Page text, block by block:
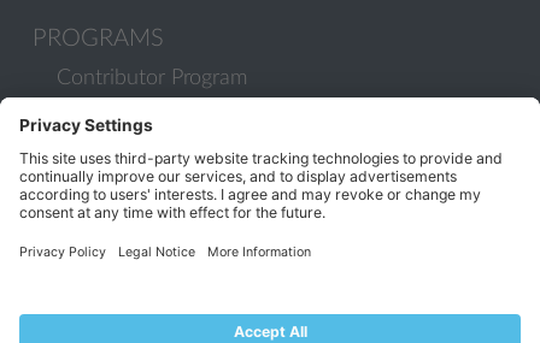
PROGRAMS
Contributor Program
Partner Program
COMMUNITY